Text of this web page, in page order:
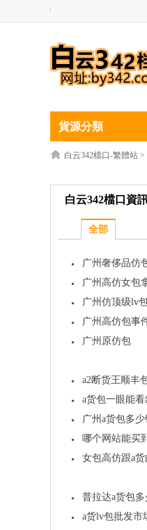
貨源分類
白云342檔口-繁體站 >
白云342檔口資
全部
广州奢侈品仿
广州高仿女包
广州仿顶级lv
广州高仿包事
广州原仿包
a2断货王顺丰
a货包一眼能
广州a货包多
哪个网站能买
女包高仿跟a货
普拉达a货包
a货lv包批发市